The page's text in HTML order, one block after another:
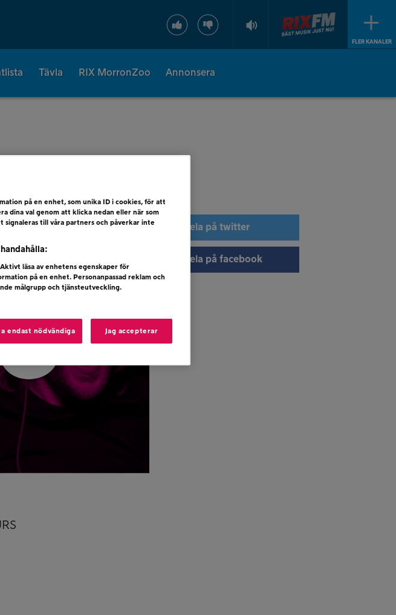
FLER KANALER
Tävla RIX MorronZoo Annonsera
Dela på twitter
Dela på facebook
på en enhet, som unika ID i cookies, för att
dina val genom att klicka nedan eller när som
signaleras till våra partners och påverkar inte
läsa av enhetens egenskaper för
på en enhet. Personanpassad reklam och
målgrupp och tjänsteutveckling.
endast nödvändiga Jag accepterar